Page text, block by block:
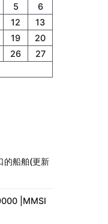
5
6
12
13
19
20
26
27
的船舶(更新
|MMSI